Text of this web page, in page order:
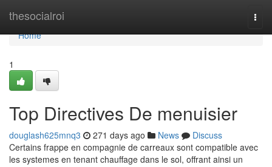
thesocialroi
Home
Home
1
Top Directives De menuisier
douglash625mnq3 271 days ago News
Discuss
Certains frappe en compagnie de carreaux sont compatible avec
les systemes en tenant chauffage dans le sol, offrant ainsi un